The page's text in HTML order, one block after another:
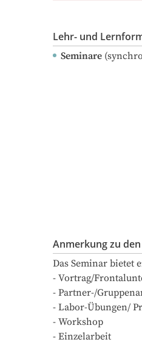
Lehr- und
Seminare
Anmerkung zu
Das Seminar bietet
- Vortrag/
- Partner-/
- Labor-Übungen/
- Workshop
- Einzelarbeit